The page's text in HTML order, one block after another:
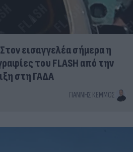
εισαγγελέα σήμερα η
του FLASH από την
στη ΓΑΔΑ
ΓΙΆΝΝΗΣ ΚΈΜΜΟΣ